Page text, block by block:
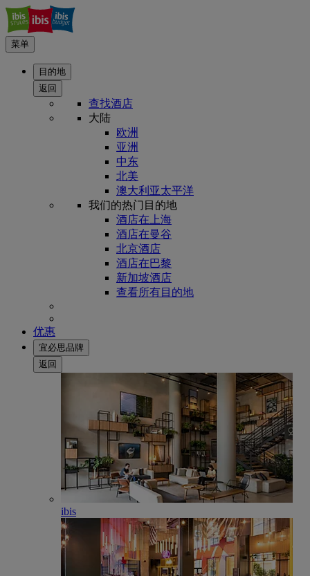
菜单
目的地
返回
查找酒店
大陆
欧洲
亚洲
中东
北美
澳大利亚太平洋
我们的热门目的地
酒店在上海
酒店在曼谷
北京酒店
酒店在巴黎
新加坡酒店
查看所有目的地
优惠
宜必思品牌
返回
ibis